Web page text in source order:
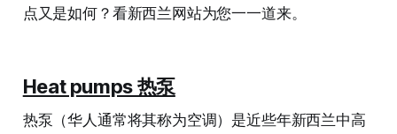
点又是如何？看新西兰网站为您一一道来。
Heat pumps 热泵
热泵（华人通常将其称为空调）是近些年新西兰中高